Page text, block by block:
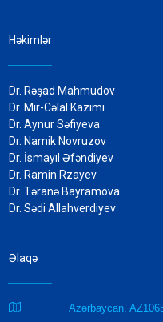
Həkimlər
Dr. Rəşad Mahmudov
Dr. Mir-Cəlal Kazımi
Dr. Aynur Səfiyeva
Dr. Namik Novruzov
Dr. İsmayıl Əfəndiyev
Dr. Ramin Rzayev
Dr. Təranə Bayramova
Dr. Sədi Allahverdiyev
Əlaqə
 Azərbaycan,